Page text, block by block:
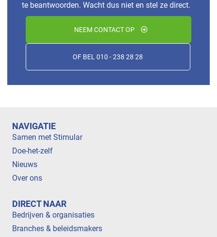
te beantwoorden. Wacht dus niet en stel ze direct.
NEEM CONTACT OP
OF BEL 010 - 238 28 28
NAVIGATIE
Samen met Stimular
Doe-het-zelf
Nieuws
Over ons
DIRECT NAAR
Bedrijven & organisaties
Branches & beleidsmakers